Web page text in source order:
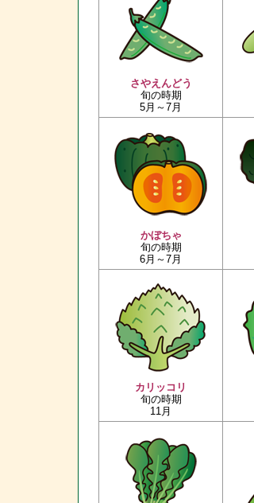
さやえんどう
旬の時期
5月～7月
かぼちゃ
旬の時期
6月～7月
カリッコリ
旬の時期
11月